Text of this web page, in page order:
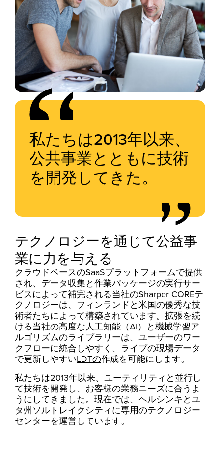
テクノロジーを通じて公益事
業に力を与える
クラウドベースのSaaSプラットフォームで提供
され、データ収集と作業パッケージの実行サー
ビスによって補完される当社のSharper COREテ
クノロジーは、フィンランドと米国の優秀な技
術者たちによって構築されています。拡張を続
ける当社の高度な人工知能（AI）と機械学習ア
ルゴリズムのライブラリーは、ユーザーのワー
クフローに統合しやすく、ライブの現場データ
で更新しやすいLDTの作成を可能にします。
私たちは2013年以来、ユーティリティと並行し
て技術を開発し、お客様の業務ニーズに合うよ
うにしてきました。現在では、ヘルシンキとユ
タ州ソルトレイクシティに専用のテクノロジー
センターを運営しています。
私たちは2013年以来、
公共事業とともに技術
を開発してきた。